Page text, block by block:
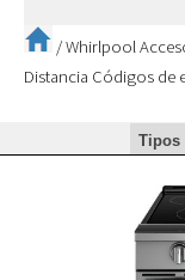
/Whirlpool
Distancia Códigos de
Tipos